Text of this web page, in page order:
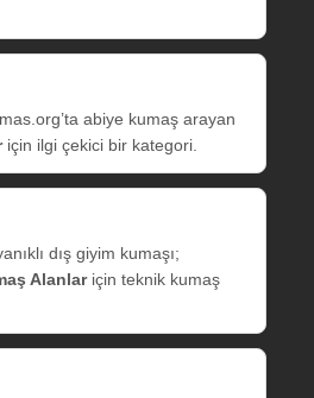
abiye kumaş arayan
için ilgi çekici bir kategori.
dış giyim kumaşı;
Alanlariçin teknik kumaş